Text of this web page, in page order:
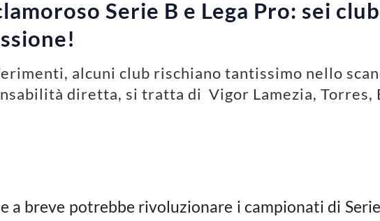
Serie B e Lega Pro: sei club
alcuni club rischiano tantissimo nello
diretta, si tratta di Vigor Lamezia, Torres,
a breve potrebbe rivoluzionare i campionati di